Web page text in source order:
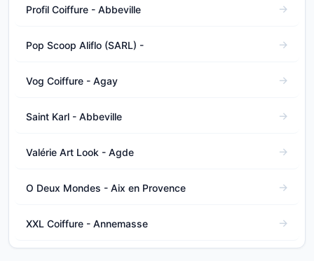
Profil Coiffure - Abbeville
Pop Scoop Aliflo (SARL) -
Vog Coiffure - Agay
Saint Karl - Abbeville
Valérie Art Look - Agde
O Deux Mondes - Aix en Provence
XXL Coiffure - Annemasse